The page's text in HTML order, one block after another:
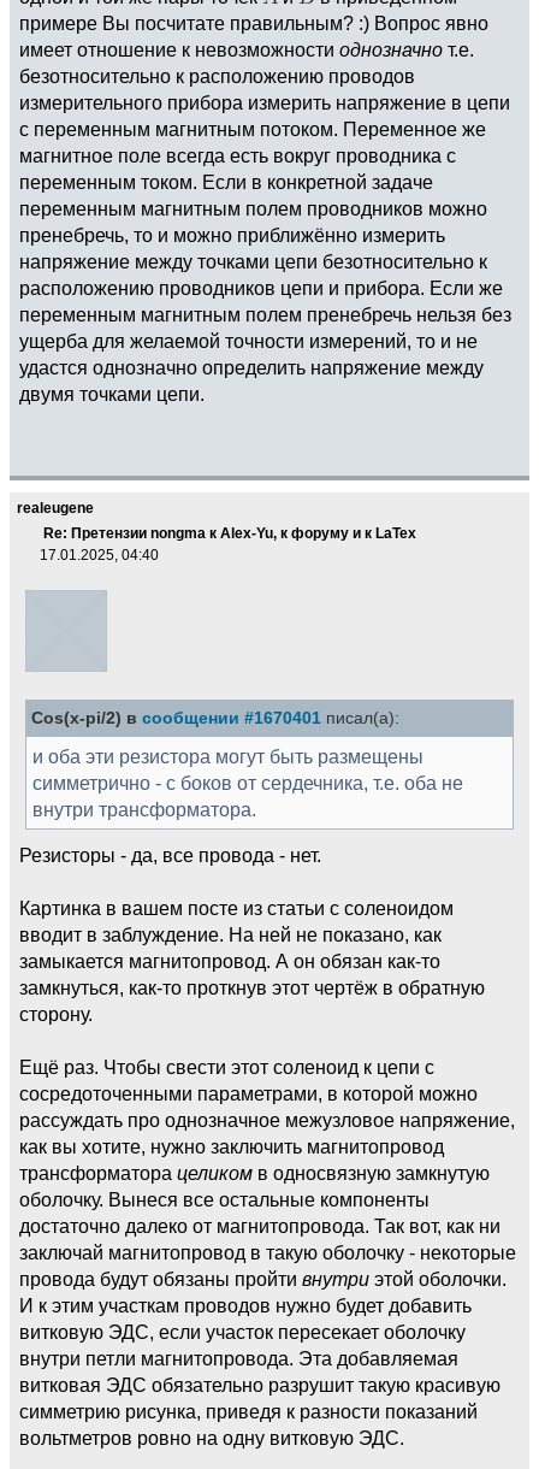
примере Вы посчитате правильным? :) Вопрос явно
имеет отношение к невозможности однозначно т.е.
безотносительно к расположению проводов
измерительного прибора измерить напряжение в цепи
с переменным магнитным потоком. Переменное же
магнитное поле всегда есть вокруг проводника с
переменным током. Если в конкретной задаче
переменным магнитным полем проводников можно
пренебречь, то и можно приближённо измерить
напряжение между точками цепи безотносительно к
расположению проводников цепи и прибора. Если же
переменным магнитным полем пренебречь нельзя без
ущерба для желаемой точности измерений, то и не
удастся однозначно определить напряжение между
двумя точками цепи.
realeugene
Re: Претензии nongma к Alex-Yu, к форуму и к LaTex
17.01.2025, 04:40
Cos(x-pi/2) в сообщении #1670401 писал(а):
и оба эти резистора могут быть размещены
симметрично - с боков от сердечника, т.е. оба не
внутри трансформатора.
Резисторы - да, все провода - нет.
Картинка в вашем посте из статьи с соленоидом
вводит в заблуждение. На ней не показано, как
замыкается магнитопровод. А он обязан как-то
замкнуться, как-то проткнув этот чертёж в обратную
сторону.
Ещё раз. Чтобы свести этот соленоид к цепи с
сосредоточенными параметрами, в которой можно
рассуждать про однозначное межузловое напряжение,
как вы хотите, нужно заключить магнитопровод
трансформатора целиком в односвязную замкнутую
оболочку. Вынеся все остальные компоненты
достаточно далеко от магнитопровода. Так вот, как ни
заключай магнитопровод в такую оболочку - некоторые
провода будут обязаны пройти внутри этой оболочки.
И к этим участкам проводов нужно будет добавить
витковую ЭДС, если участок пересекает оболочку
внутри петли магнитопровода. Эта добавляемая
витковая ЭДС обязательно разрушит такую красивую
симметрию рисунка, приведя к разности показаний
вольтметров ровно на одну витковую ЭДС.